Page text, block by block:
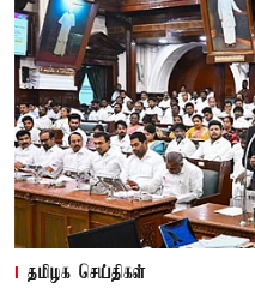
தமிழக செய்திகள்